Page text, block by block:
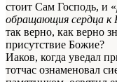
стоит Сам Господь, и «
обращающия сердца к
так верно, как верно
присутствие Божие?
Иаков, когда уведал
тотчас ознаменовал